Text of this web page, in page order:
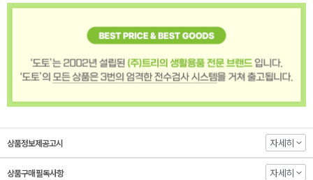
상품정보제공고시 자세히
상품구매 필독사항 자세히